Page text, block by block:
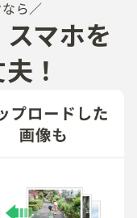
ら
マホを​
！​